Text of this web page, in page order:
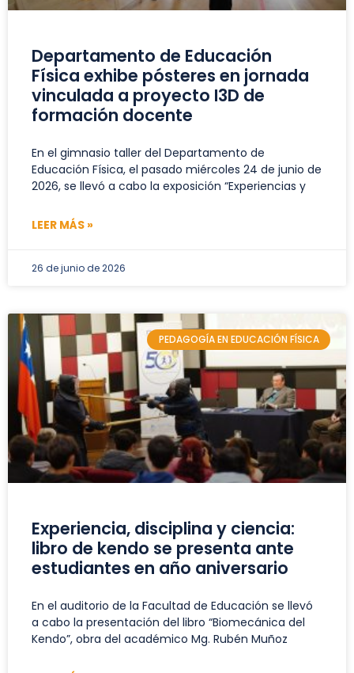
Departamento de Educación
Física exhibe pósteres en jornada
vinculada a proyecto I3D de
formación docente
En el gimnasio taller del Departamento de
Educación Física, el pasado miércoles 24 de junio de
2026, se llevó a cabo la exposición “Experiencias y
LEER MÁS »
26 de junio de 2026
PEDAGOGÍA EN EDUCACIÓN FÍSICA
Experiencia, disciplina y ciencia:
libro de kendo se presenta ante
estudiantes en año aniversario
En el auditorio de la Facultad de Educación se llevó
a cabo la presentación del libro “Biomecánica del
Kendo”, obra del académico Mg. Rubén Muñoz